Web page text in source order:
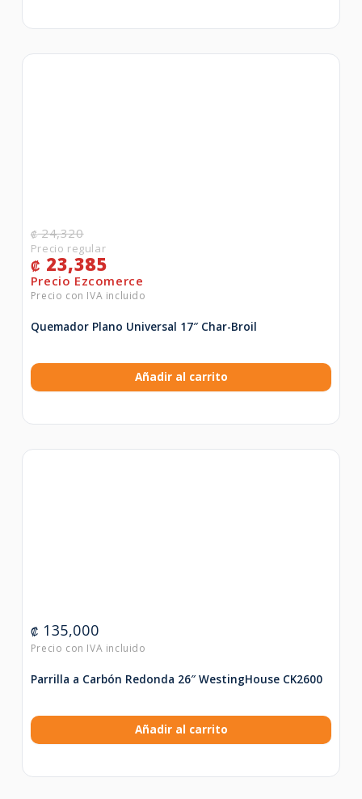
₡24,320
₡ 23,385
Quemador Plano Universal 17″ Char-Broil
Añadir al carrito
₡ 135,000
Parrilla a Carbón Redonda 26″ WestingHouse CK2600
Añadir al carrito